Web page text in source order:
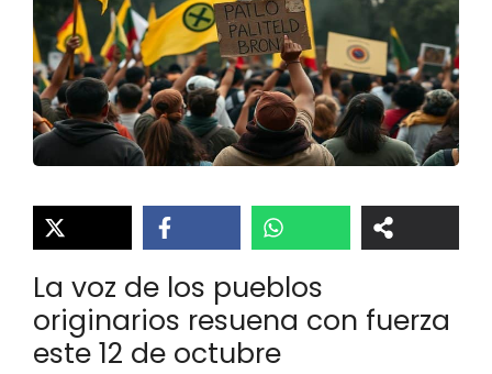
La voz de los pueblos
originarios resuena con fuerza
este 12 de octubre